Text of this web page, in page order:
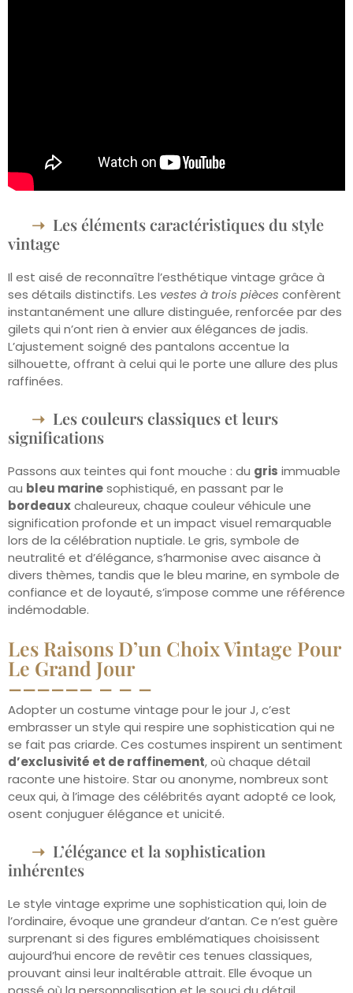
Les éléments caractéristiques du style
vintage
Il est aisé de reconnaître l’esthétique vintage grâce à
ses détails distinctifs. Les vestes à trois pièces confèrent
instantanément une allure distinguée, renforcée par des
gilets qui n’ont rien à envier aux élégances de jadis.
L’ajustement soigné des pantalons accentue la
silhouette, offrant à celui qui le porte une allure des plus
raffinées.
Les couleurs classiques et leurs
significations
Passons aux teintes qui font mouche : du gris immuable
au bleu marinesophistiqué, en passant par le
bordeauxchaleureux, chaque couleur véhicule une
signification profonde et un impact visuel remarquable
lors de la célébration nuptiale. Le gris, symbole de
neutralité et d’élégance, s’harmonise avec aisance à
divers thèmes, tandis que le bleu marine, en symbole de
confiance et de loyauté, s’impose comme une référence
indémodable.
Les Raisons D’un Choix Vintage Pour
Le Grand Jour
Adopter un costume vintage pour le jour J, c’est
embrasser un style qui respire une sophistication qui ne
se fait pas criarde. Ces costumes inspirent un sentiment
d’exclusivité et de raffinement, où chaque détail
raconte une histoire. Star ou anonyme, nombreux sont
ceux qui, à l’image des célébrités ayant adopté ce look,
osent conjuguer élégance et unicité.
L’élégance et la sophistication
inhérentes
Le style vintage exprime une sophistication qui, loin de
l’ordinaire, évoque une grandeur d’antan. Ce n’est guère
surprenant si des figures emblématiques choisissent
aujourd’hui encore de revêtir ces tenues classiques,
prouvant ainsi leur inaltérable attrait. Elle évoque un